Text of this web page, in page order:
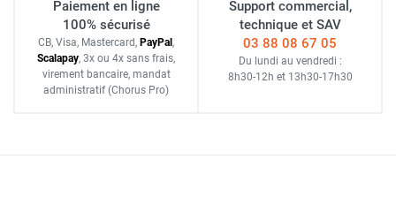
Paiement en ligne
100% sécurisé
CB, Visa, Mastercard, PayPal ,
Scalapay, 3x ou 4x sans frais,
virement bancaire, mandat
administratif (Chorus Pro)
Support commercial,
technique et SAV
03 88 08 67 05
Du lundi au vendredi :
8h30-12h et 13h30-17h30